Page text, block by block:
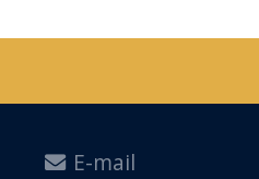
E-mail